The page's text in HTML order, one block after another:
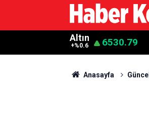
Altın
+%0.6 6530.79
Anasayfa Güncel